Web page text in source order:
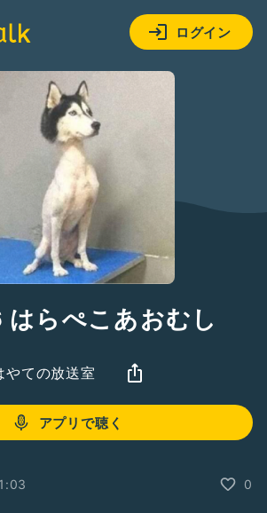
ログイン
らぺこあおむし
やての放送室
アプリで聴く
0